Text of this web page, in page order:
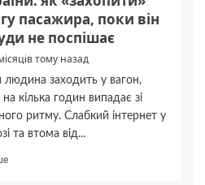
пасажира, поки він
не поспішає
тому назад
людина заходить у вагон,
на кілька годин випадає зі
ритму. Слабкий інтернет у
та втома від...
Докладніше